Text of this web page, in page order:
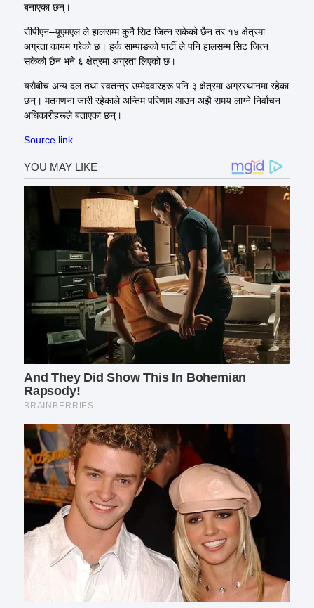
बनाएका छन्।
सीपीएन–यूएमएल ले हालसम्म कुनै सिट जित्न सकेको छैन तर १४ क्षेत्रमा
अग्रता कायम गरेको छ। हर्क साम्पाङको पार्टी ले पनि हालसम्म सिट जित्न
सकेको छैन भने ६ क्षेत्रमा अग्रता लिएको छ।
यसैबीच अन्य दल तथा स्वतन्त्र उम्मेदवारहरू पनि ३ क्षेत्रमा अग्रस्थानमा रहेका
छन्। मतगणना जारी रहेकाले अन्तिम परिणाम आउन अझै समय लाग्ने निर्वाचन
अधिकारीहरूले बताएका छन्।
Source link